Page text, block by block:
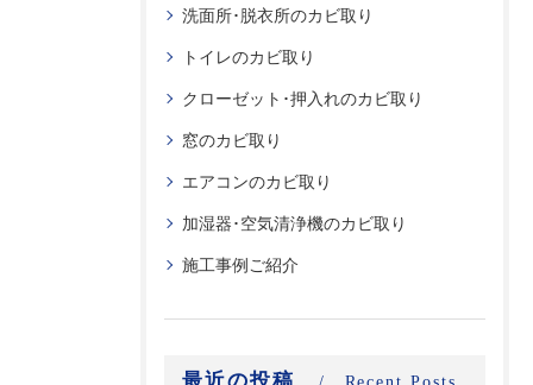
洗面所･脱衣所のカビ取り
トイレのカビ取り
クローゼット･押入れのカビ取り
窓のカビ取り
エアコンのカビ取り
加湿器･空気清浄機のカビ取り
施工事例ご紹介
最近の投稿